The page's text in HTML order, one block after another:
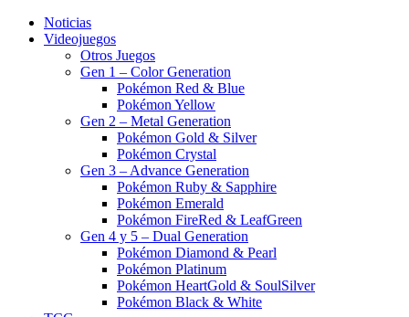
Noticias
Videojuegos
Otros Juegos
Gen 1 – Color Generation
Pokémon Red & Blue
Pokémon Yellow
Gen 2 – Metal Generation
Pokémon Gold & Silver
Pokémon Crystal
Gen 3 – Advance Generation
Pokémon Ruby & Sapphire
Pokémon Emerald
Pokémon FireRed & LeafGreen
Gen 4 y 5 – Dual Generation
Pokémon Diamond & Pearl
Pokémon Platinum
Pokémon HeartGold & SoulSilver
Pokémon Black & White